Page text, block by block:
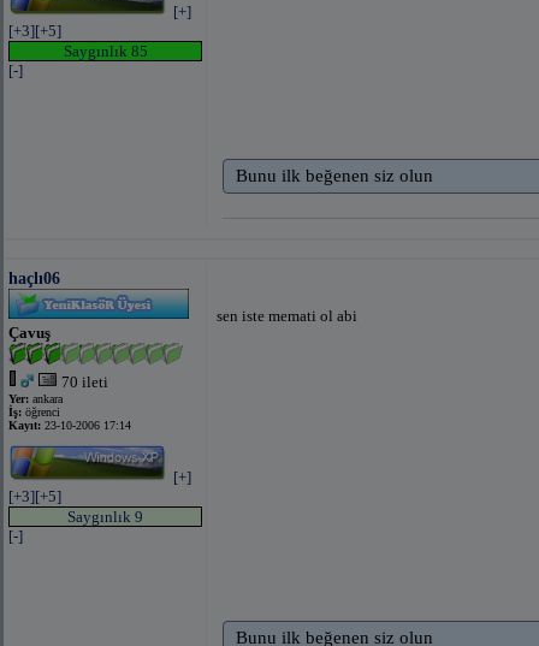
[+]
[+3][+5]
Saygınlık 85
[-]
Bunu ilk beğenen siz olun
haçlı06
Çavuş
70 ileti
Yer: ankara
İş: öğrenci
Kayıt: 23-10-2006 17:14
[+]
[+3][+5]
Saygınlık 9
[-]
sen iste memati ol abi
Bunu ilk beğenen siz olun